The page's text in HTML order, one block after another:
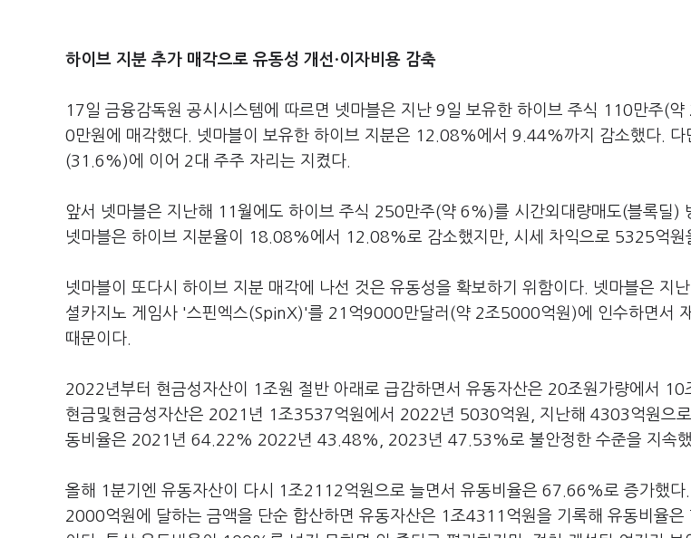
하이브 지분 추가 매각으로 유동성 개선·이자비용 감축
17일 금융감독원 공시시스템에 따르면 넷마블은 지난 9일 보유한 하이브 주식 110만주(
0만원에 매각했다. 넷마블이 보유한 하이브 지분은 12.08%에서 9.44%까지 감소했다. 다
(31.6%)에 이어 2대 주주 자리는 지켰다.
앞서 넷마블은 지난해 11월에도 하이브 주식 250만주(약 6%)를 시간외대량매도(블록딜)
넷마블은 하이브 지분율이 18.08%에서 12.08%로 감소했지만, 시세 차익으로 5325억원
넷마블이 또다시 하이브 지분 매각에 나선 것은 유동성을 확보하기 위함이다. 넷마블은 지
셜카지노 게임사 '스핀엑스(SpinX)'를 21억9000만달러(약 2조5000억원)에 인수하면서
때문이다.
2022년부터 현금성자산이 1조원 절반 아래로 급감하면서 유동자산은 20조원가량에서 10
현금및현금성자산은 2021년 1조3537억원에서 2022년 5030억원, 지난해 4303억원으
동비율은 2021년 64.22% 2022년 43.48%, 2023년 47.53%로 불안정한 수준을 지속했
올해 1분기엔 유동자산이 다시 1조2112억원으로 늘면서 유동비율은 67.66%로 증가했다
2000억원에 달하는 금액을 단순 합산하면 유동자산은 1조4311억원을 기록해 유동비율